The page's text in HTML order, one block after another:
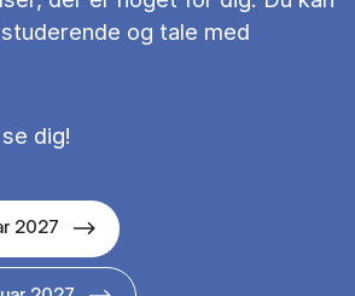
og tale med
dig!
2027